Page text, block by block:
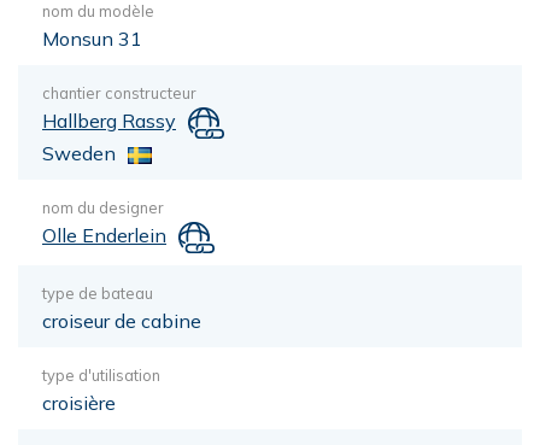
nom du modèle
Monsun 31
chantier constructeur
Hallberg Rassy
Sweden
nom du designer
Olle Enderlein
type de bateau
croiseur de cabine
type d'utilisation
croisière